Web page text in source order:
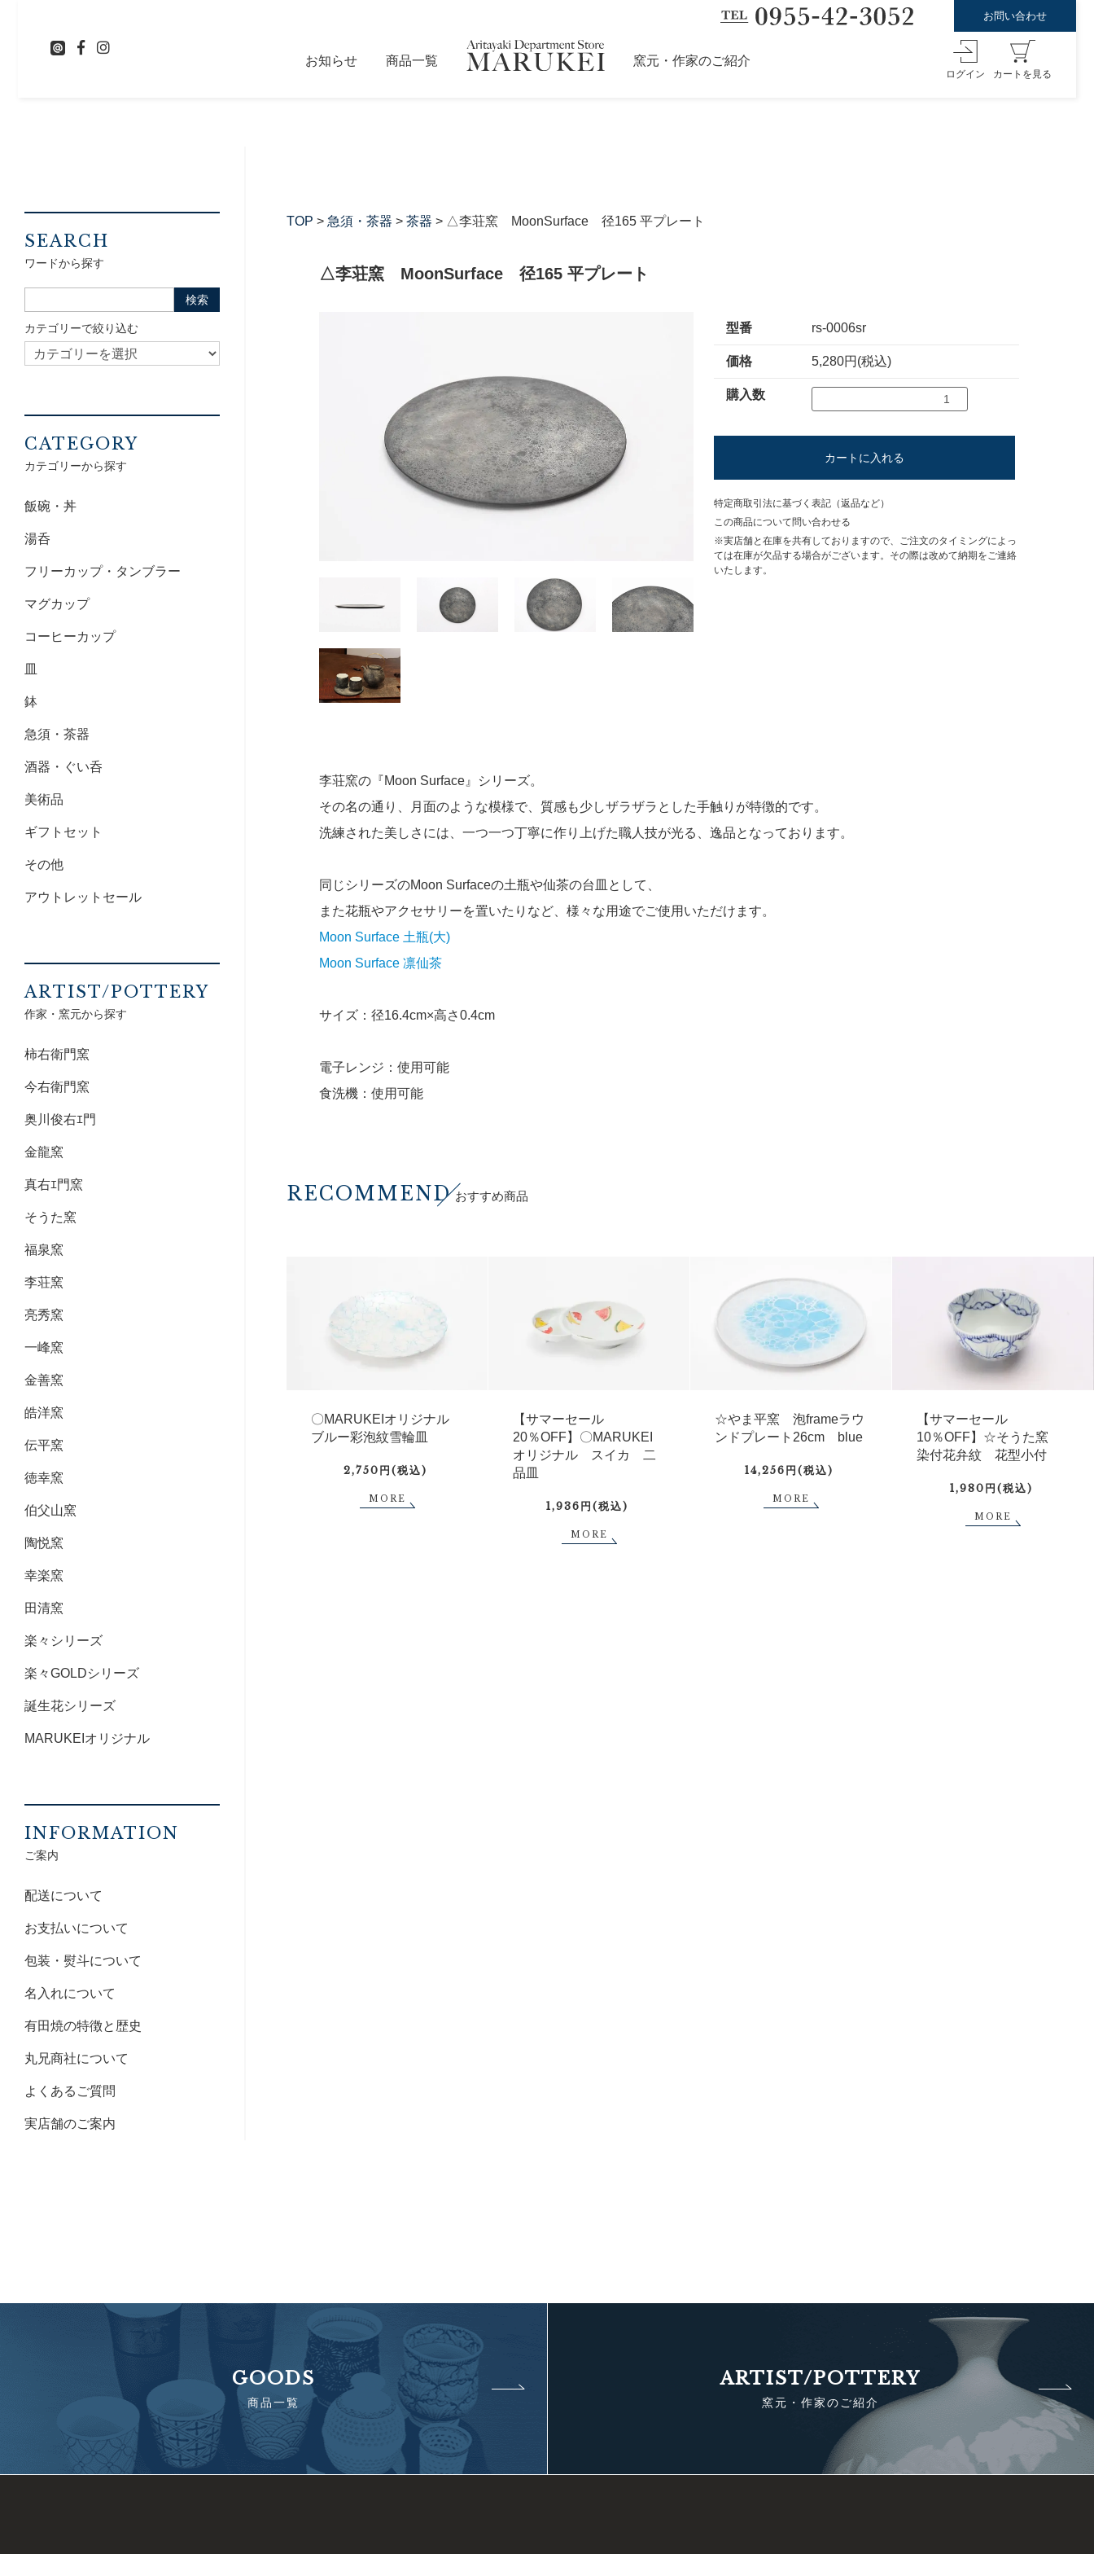
お問い合わせ
お知らせ 商品一覧 窯元・作家のご紹介
ログイン カートを見る
TOP > 急須・茶器 > 茶器 > △李荘窯 MoonSurface 径165 平プレート
△李荘窯 MoonSurface 径165 平プレート
型番 rs-0006sr
価格 5,280円(税込)
購入数
カートに入れる
特定商取引法に基づく表記（返品など）
この商品について問い合わせる
※実店舗と在庫を共有しておりますので、ご注文のタイミングによっ
ては在庫が欠品する場合がございます。その際は改めて納期をご連絡
いたします。
李荘窯の『Moon Surface』シリーズ。
その名の通り、月面のような模様で、質感も少しザラザラとした手触りが特徴的です。
洗練された美しさには、一つ一つ丁寧に作り上げた職人技が光る、逸品となっております。
同じシリーズのMoon Surfaceの土瓶や仙茶の台皿として、
また花瓶やアクセサリーを置いたりなど、様々な用途でご使用いただけます。
Moon Surface 土瓶(大)
Moon Surface 凛仙茶
サイズ：径16.4cm×高さ0.4cm
電子レンジ：使用可能
食洗機：使用可能
RECOMMEND おすすめ商品
〇MARUKEIオリジナル
ブルー彩泡紋雪輪皿
2,750円(税込)
MORE
【サマーセール
20％OFF】〇MARUKEI
オリジナル スイカ 二
品皿
1,936円(税込)
MORE
☆やま平窯 泡frameラウ
ンドプレート26cm blue
14,256円(税込)
MORE
【サマーセール
10％OFF】☆そうた窯
染付花弁紋 花型小付
1,980円(税込)
MORE
SEARCH
ワードから探す
カテゴリーで絞り込む
CATEGORY
カテゴリーから探す
飯碗・丼
湯呑
フリーカップ・タンブラー
マグカップ
コーヒーカップ
皿
鉢
急須・茶器
酒器・ぐい呑
美術品
ギフトセット
その他
アウトレットセール
ARTIST/POTTERY
作家・窯元から探す
柿右衛門窯
今右衛門窯
奥川俊右ｴ門
金龍窯
真右ｴ門窯
そうた窯
福泉窯
李荘窯
亮秀窯
一峰窯
金善窯
皓洋窯
伝平窯
徳幸窯
伯父山窯
陶悦窯
幸楽窯
田清窯
楽々シリーズ
楽々GOLDシリーズ
誕生花シリーズ
MARUKEIオリジナル
INFORMATION
ご案内
配送について
お支払いについて
包装・熨斗について
名入れについて
有田焼の特徴と歴史
丸兄商社について
よくあるご質問
実店舗のご案内
GOODS
商品一覧
ARTIST/POTTERY
窯元・作家のご紹介